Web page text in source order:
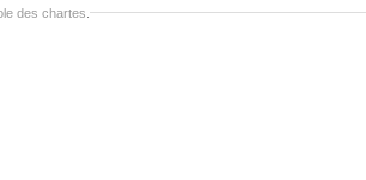
des chartes